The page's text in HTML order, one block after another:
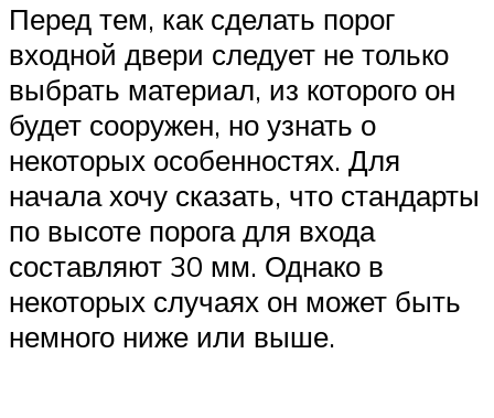
Перед тем, как сделать порог
входной двери следует не только
выбрать материал, из которого он
будет сооружен, но узнать о
некоторых особенностях. Для
начала хочу сказать, что стандарты
по высоте порога для входа
составляют 30 мм. Однако в
некоторых случаях он может быть
немного ниже или выше.